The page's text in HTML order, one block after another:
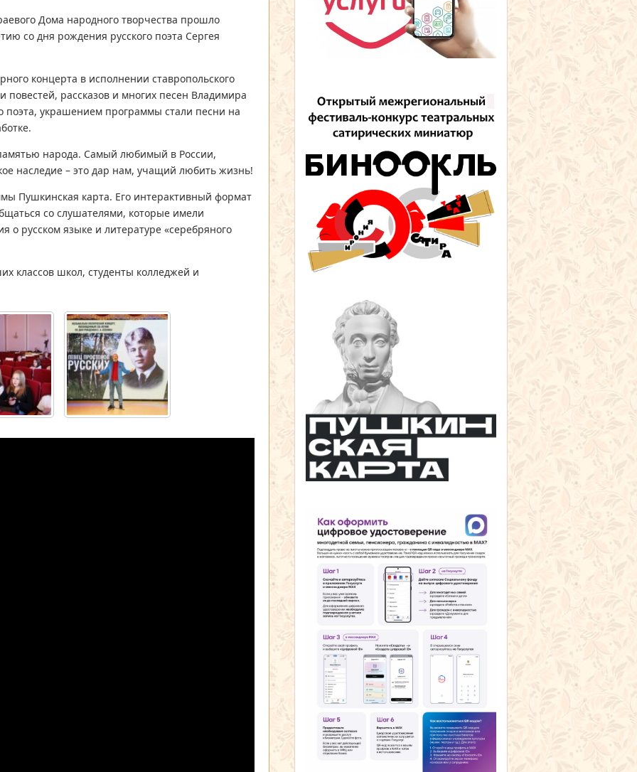
Дома народного творчества прошло
со дня рождения русского поэта Сергея
концерта в исполнении ставропольского
повестей, рассказов и многих песен Владимира
поэта, украшением программы стали песни на
народа. Самый любимый в России,
наследие – это дар нам, учащий любить жизнь!
Пушкинская карта. Его интерактивный формат
со слушателями, которые имели
о русском языке и литературе «серебряного
классов школ, студенты колледжей и